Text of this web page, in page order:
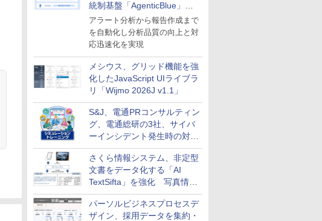
統制基盤「AgenticBlue」を
導入
アラート分析から報告作成まで
を自動化し分析品質の向上と対
応迅速化を実現
メシウス、グリッド機能を強
化したJavaScript UIライブラ
リ「Wijmo 2026J v1.1」
S&J、電通PRコンサルティン
グ、電通総研の3社、サイバ
ーインシデント発生時の対応
と危機管理広報を一体的に訓
練するプログラムを提供
さくら情報システム、非定型
文書をデータ化する「AI
TextSifta」を強化 写真情報
のデータ化などに対応
パーソルビジネスプロセスデ
ザイン、採用データを集約・